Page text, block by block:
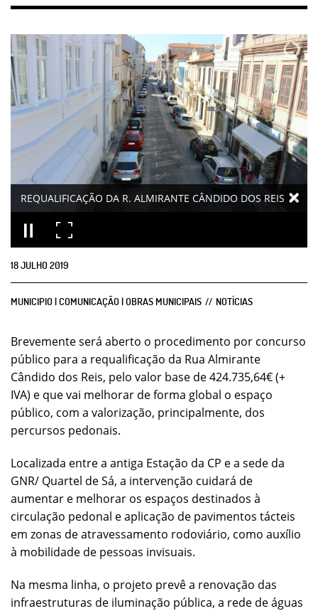
REQUALIFICAÇÃO DA R. ALMIRANTE CÂNDIDO DOS REIS
18JULHO2019
MUNICIPIO | COMUNICAÇÃO | OBRAS MUNICIPAIS NOTÍCIAS
Brevemente será aberto o procedimento por concurso
público para a requalificação da Rua Almirante
Cândido dos Reis, pelo valor base de 424.735,64€ (+
IVA) e que vai melhorar de forma global o espaço
público, com a valorização, principalmente, dos
percursos pedonais.
Localizada entre a antiga Estação da CP e a sede da
GNR/ Quartel de Sá, a intervenção cuidará de
aumentar e melhorar os espaços destinados à
circulação pedonal e aplicação de pavimentos tácteis
em zonas de atravessamento rodoviário, como auxílio
à mobilidade de pessoas invisuais.
Na mesma linha, o projeto prevê a renovação das
infraestruturas de iluminação pública, a rede de águas